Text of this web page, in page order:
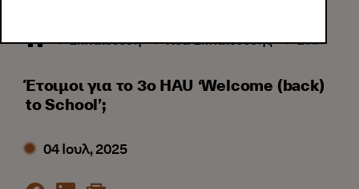
Εκπαίδευση Νέα Εκπαίδευσης 2025
Έτοιμοι για το 3ο HAU ‘Welcome (back)
to School’;
04 Ιουλ, 2025